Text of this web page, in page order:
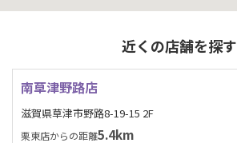
近くの店舗を探す
南草津野路店
滋賀県草津市野路8-19-15 2F
栗東店からの距離5.4km